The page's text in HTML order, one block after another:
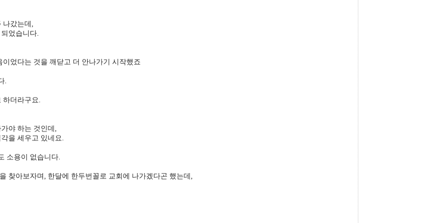
나갔는데,
었습니다.
었다는 것을 깨닫고 더 안나가기 시작했죠
.
하더라구요.
야 하는 것인데,
을 세우고 있네요.
소용이 없습니다.
찾아보자며, 한달에 한두번꼴로 교회에 나가겠다곤 했는데,